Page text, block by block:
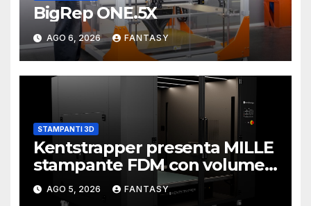
BigRep ONE.5X
AGO 6, 2026 FANTASY
STAMPANTI 3D
Kentstrapper presenta MILLE
stampante FDM con volume
di stampa da un metro cubo
AGO 5, 2026 FANTASY